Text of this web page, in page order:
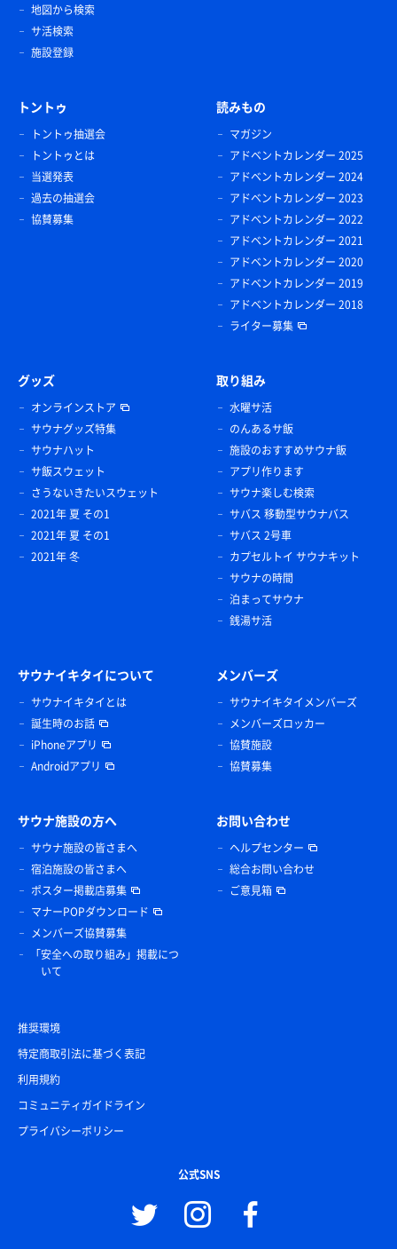
地図から検索
サ活検索
施設登録
トントゥ
トントゥ抽選会
トントゥとは
当選発表
過去の抽選会
協賛募集
読みもの
マガジン
アドベントカレンダー 2025
アドベントカレンダー 2024
アドベントカレンダー 2023
アドベントカレンダー 2022
アドベントカレンダー 2021
アドベントカレンダー 2020
アドベントカレンダー 2019
アドベントカレンダー 2018
ライター募集
グッズ
オンラインストア
サウナグッズ特集
サウナハット
サ飯スウェット
さうないきたいスウェット
2021年 夏 その1
2021年 夏 その1
2021年 冬
取り組み
水曜サ活
のんあるサ飯
施設のおすすめサウナ飯
アプリ作ります
サウナ楽しむ検索
サバス 移動型サウナバス
サバス 2号車
カプセルトイ サウナキット
サウナの時間
泊まってサウナ
銭湯サ活
サウナイキタイについて
サウナイキタイとは
誕生時のお話
iPhoneアプリ
Androidアプリ
メンバーズ
サウナイキタイメンバーズ
メンバーズロッカー
協賛施設
協賛募集
サウナ施設の方へ
サウナ施設の皆さまへ
宿泊施設の皆さまへ
ポスター掲載店募集
マナーPOPダウンロード
メンバーズ協賛募集
「安全への取り組み」掲載につ
いて
お問い合わせ
ヘルプセンター
総合お問い合わせ
ご意見箱
推奨環境
特定商取引法に基づく表記
利用規約
コミュニティガイドライン
プライバシーポリシー
公式SNS